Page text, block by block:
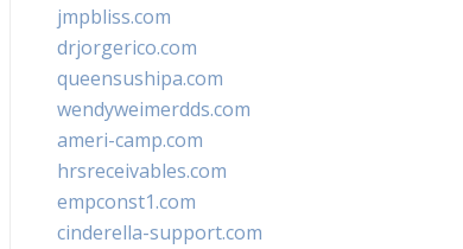
jmpbliss.com
drjorgerico.com
queensushipa.com
wendyweimerdds.com
ameri-camp.com
hrsreceivables.com
empconst1.com
cinderella-support.com